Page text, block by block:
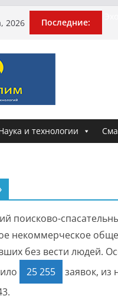
2026 Последние:
и технологии
поисково-
некоммерческое
без вести людей.
25 255 заявок,
.